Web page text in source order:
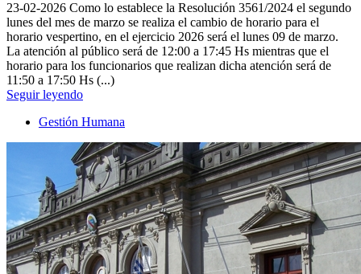
23-02-2026 Como lo establece la Resolución 3561/2024 el segundo
lunes del mes de marzo se realiza el cambio de horario para el
horario vespertino, en el ejercicio 2026 será el lunes 09 de marzo.
La atención al público será de 12:00 a 17:45 Hs mientras que el
horario para los funcionarios que realizan dicha atención será de
11:50 a 17:50 Hs (...)
Seguir leyendo
Gestión Humana